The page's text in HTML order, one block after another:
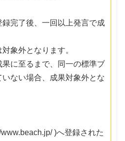
完了後、一回以上発言で成
象外となります。
に至るまで、同一の標準ブ
ない場合、成果対象外とな
)へ登録された